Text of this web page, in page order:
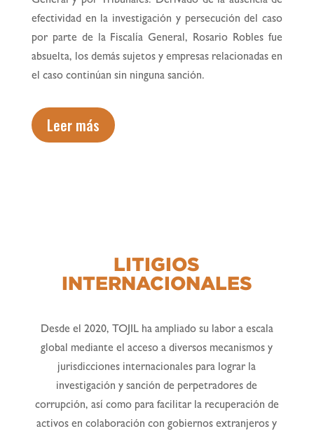
efectividad en la investigación y persecución del caso
por parte de la Fiscalía General, Rosario Robles fue
absuelta, los demás sujetos y empresas relacionadas en
el caso continúan sin ninguna sanción.
Leer más
LITIGIOS
INTERNACIONALES
Desde el 2020, TOJIL ha ampliado su labor a escala
global mediante el acceso a diversos mecanismos y
jurisdicciones internacionales para lograr la
investigación y sanción de perpetradores de
corrupción, así como para facilitar la recuperación de
activos en colaboración con gobiernos extranjeros y